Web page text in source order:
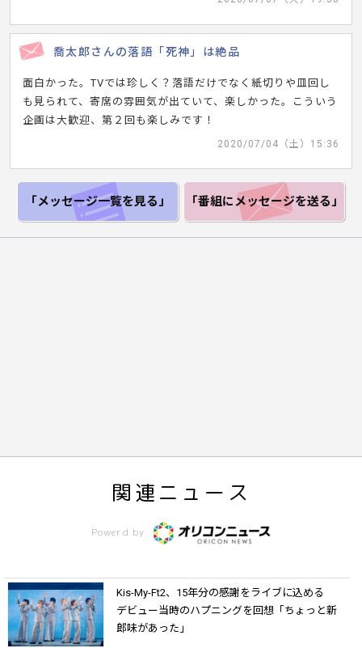
喬太郎さんの落語「死神」は絶品
面白かった。TVでは珍しく？落語だけでなく紙切りや皿回し
も見られて、寄席の雰囲気が出ていて、楽しかった。こういう
企画は大歓迎、第２回も楽しみです！
2020/07/04（土）15:36
「メッセージ一覧を見る」 「番組にメッセージを送る」
関連ニュース
Powerd by
Kis-My-Ft2、15年分の感謝をライブに込める
デビュー当時のハプニングを回想「ちょっと新
郎味があった」